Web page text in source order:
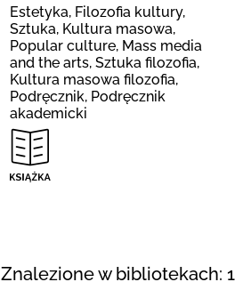
Estetyka, Filozofia kultury,
Sztuka, Kultura masowa,
Popular culture, Mass media
and the arts, Sztuka filozofia,
Kultura masowa filozofia,
Podręcznik, Podręcznik
akademicki
Znalezione w bibliotekach: 1